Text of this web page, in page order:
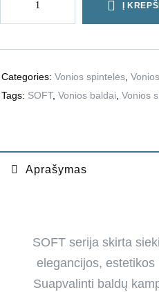
Į
Categories: Vonios spintelės,
Tags: SOFT, Vonios baldai, Vonios
Aprašymas
SOFT serija skirta
elegancijos,
Suapvalinti baldų